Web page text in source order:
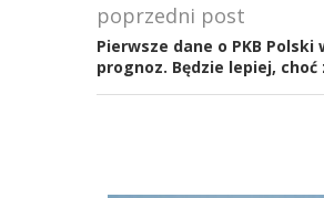
poprzedni post
Pierwsze dane o PKB Polski
prognoz. Będzie lepiej,